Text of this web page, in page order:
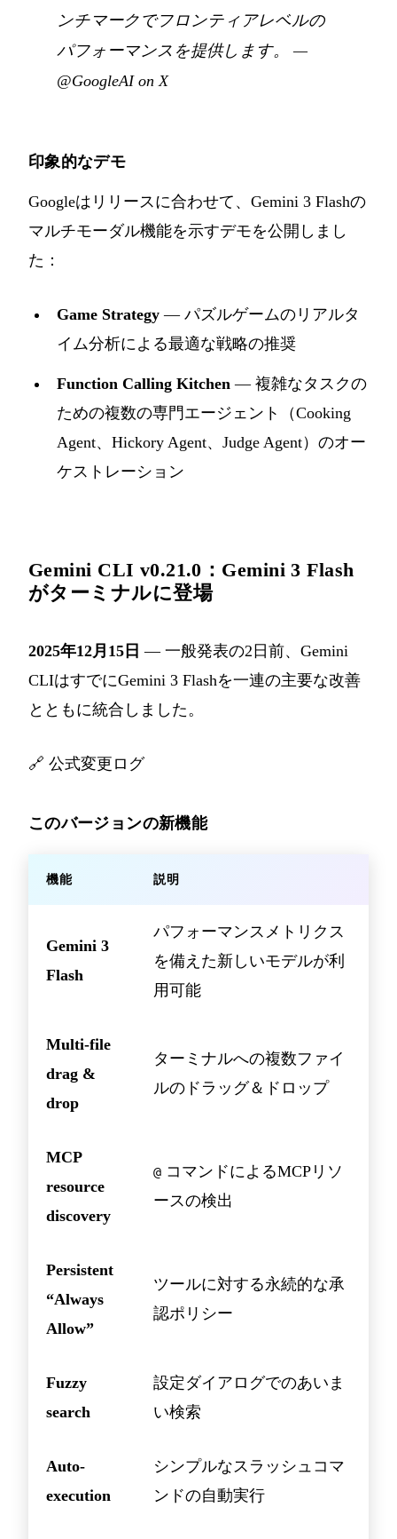
ンチマークでフロンティアレベルの
パフォーマンスを提供します。
—
@GoogleAI on X
印象的なデモ
Googleはリリースに合わせて、Gemini 3 Flashの
マルチモーダル機能を示すデモを公開しまし
た：
Game Strategy — パズルゲームのリアルタ
イム分析による最適な戦略の推奨
Function Calling Kitchen — 複雑なタスクの
ための複数の専門エージェント（Cooking
Agent、Hickory Agent、Judge Agent）のオー
ケストレーション
Gemini CLI v0.21.0：Gemini 3 Flash
がターミナルに登場
2025年12月15日 — 一般発表の2日前、Gemini
CLIはすでにGemini 3 Flashを一連の主要な改善
とともに統合しました。
🔗 公式変更ログ
このバージョンの新機能
機能 説明
Gemini 3
Flash
パフォーマンスメトリクス
を備えた新しいモデルが利
用可能
Multi-file
drag &
drop
ターミナルへの複数ファイ
ルのドラッグ＆ドロップ
MCP
resource
discovery
@ コマンドによるMCPリソ
ースの検出
Persistent
“Always
Allow”
ツールに対する永続的な承
認ポリシー
Fuzzy
search
設定ダイアログでのあいま
い検索
Auto-
execution
シンプルなスラッシュコマ
ンドの自動実行